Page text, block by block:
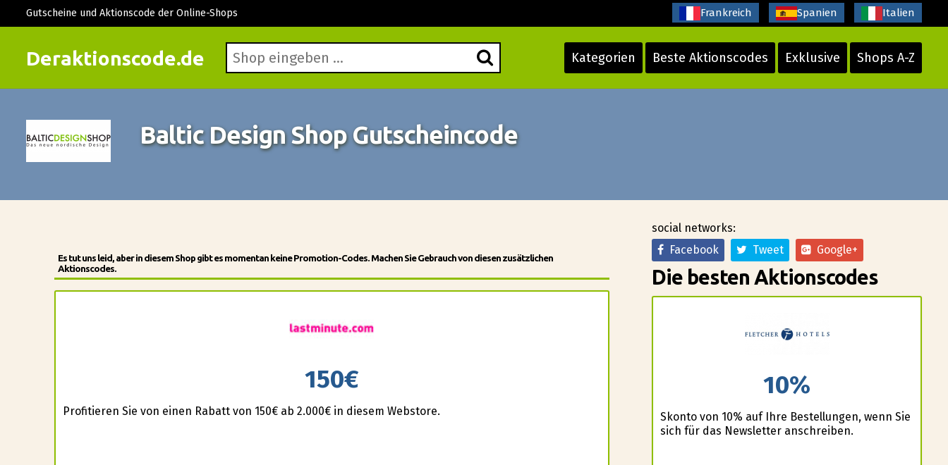
Deraktionscode.de Kategorien Beste Aktionscodes Exklusive Shops A-Z
Gutscheine und Aktionscode der Online-Shops Frankreich Spanien Italien
Baltic Design Shop Gutscheincode
Es tut uns leid, aber in diesem Shop gibt es momentan keine Promotion-Codes. Machen Sie Gebrauch von diesen zusätzlichen
Aktionscodes.
150€
Profitieren Sie von einen Rabatt von 150€ ab 2.000€ in diesem Webstore.
social networks:
Facebook
Tweet Google+
Die besten Aktionscodes
10%
Skonto von 10% auf Ihre Bestellungen, wenn Sie
sich für das Newsletter anschreiben.